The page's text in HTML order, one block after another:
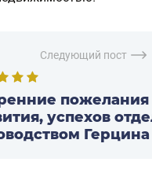
Следующий пост
пожелания
успехов